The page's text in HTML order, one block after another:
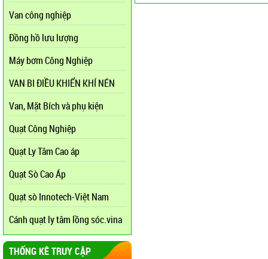
Van công nghiệp
Đồng hồ lưu lượng
Máy bơm Công Nghiệp
VAN BI ĐIỀU KHIỂN KHÍ NÉN
Van, Mặt Bích và phụ kiện
Quạt Công Nghiệp
Quạt Ly Tâm Cao áp
Quạt Sò Cao Áp
Quạt sò Innotech-Việt Nam
Cánh quạt ly tâm lồng sóc.vina
THỐNG KÊ TRUY CẬP